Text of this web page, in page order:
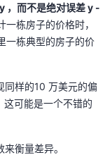
，⽽不是绝对误差 y -
栋房⼦的价格时，
⼀栋典型的房⼦的价
同样的10 万美元的偏
可能是⼀个不错的
衡量差异。